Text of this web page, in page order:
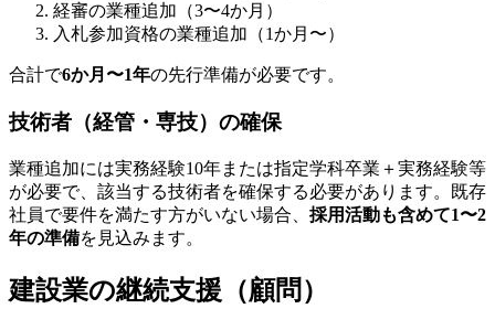
経審の業種追加（3〜4か月）
入札参加資格の業種追加（1か月〜）
合計で6か月〜1年の先行準備が必要です。
技術者（経管・専技）の確保
業種追加には実務経験10年または指定学科卒業＋実務経験等
が必要で、該当する技術者を確保する必要があります。既存
社員で要件を満たす方がいない場合、 採用活動も含めて1〜2
年の準備を見込みます。
建設業の継続支援（顧問）